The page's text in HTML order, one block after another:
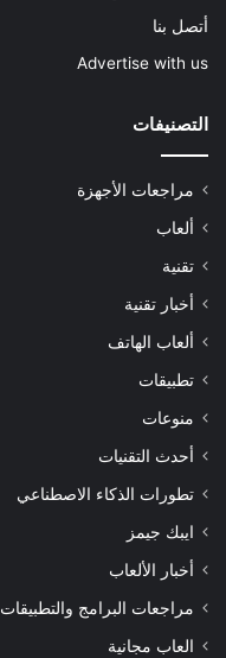
أتصل بنا
Advertise with us
التصنيفات
مراجعات الأجهزة
ألعاب
تقنية
أخبار تقنية
ألعاب الهاتف
تطبيقات
منوعات
أحدث التقنيات
تطورات الذكاء الاصطناعي
ايبك جيمز
أخبار الألعاب
مراجعات البرامج والتطبيقات
العاب مجانية